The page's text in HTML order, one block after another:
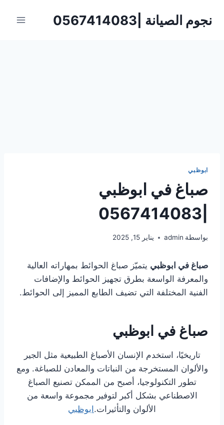
نجوم الصيانة |0567414083
ابوظبي
صباغ في ابوظبي
بواسطة admin يناير 15, 2025
صباغ في ابوظبي يتميّز صباغ الحوائط بمهاراته العالية
والمعرفة الواسعة بطرق تجهيز الحوائط والإضافات
الفنية المختلفة التي تضيف الطابع المميز إلى الحوائط.
صباغ في ابوظبي
تاريخيًا، استخدم الإنسان الأصباغ الطبيعية مثل الجير
والألوان المستخرجة من النباتات والمعادن للصباغة. ومع
تطور التكنولوجيا، أصبح من الممكن تصنيع الصباغ
الاصطناعي بشكل أكبر لتوفير مجموعة واسعة من
الألوان والتأثيرات. ابوظبي